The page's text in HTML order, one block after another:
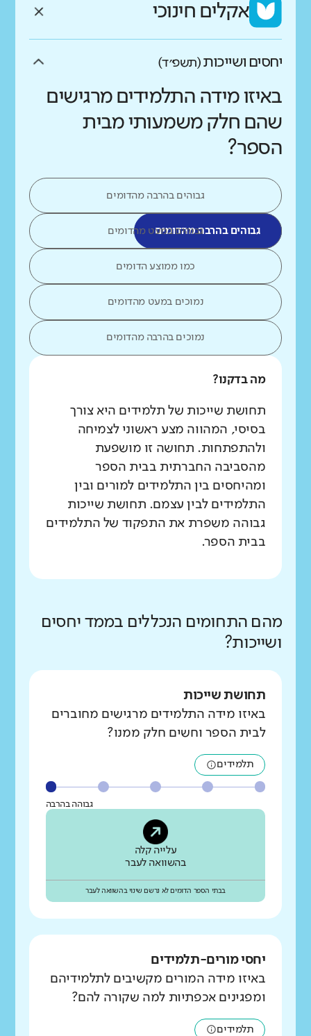
אקלים חינוכי
יחסים ושייכות(תשפ״ד)
באיזו מידה התלמידים מרגישים
שהם חלק משמעותי מבית
הספר?
גבוהים בהרבה מהדומים
גבוהים בהרבה מהדומיםגבוהים במעט מהדומים
כמו ממוצע הדומים
נמוכים במעט מהדומים
נמוכים בהרבה מהדומים
מה בדקנו?
תחושת שייכות של תלמידים היא צורך
בסיסי, המהווה מצע ראשוני לצמיחה
ולהתפתחות. תחושה זו מושפעת
מהסביבה החברתית בבית הספר
ומהיחסים בין התלמידים למורים ובין
התלמידים לבין עצמם. תחושת שייכות
גבוהה משפרת את התפקוד של התלמידים
בבית הספר.
מהם התחומים הנכללים בממד יחסים
ושייכות?
תחושת שייכות
באיזו מידה התלמידים מרגישים מחוברים
לבית הספר וחשים חלק ממנו?
תלמידים
גבוהה בהרבה
עלייה קלה
בהשוואה לעבר
בבתי הספר הדומים לא נרשם שינוי בהשוואה לעבר
יחסי מורים-תלמידים
באיזו מידה המורים מקשיבים לתלמידיהם
ומפגינים אכפתיות למה שקורה להם?
תלמידים